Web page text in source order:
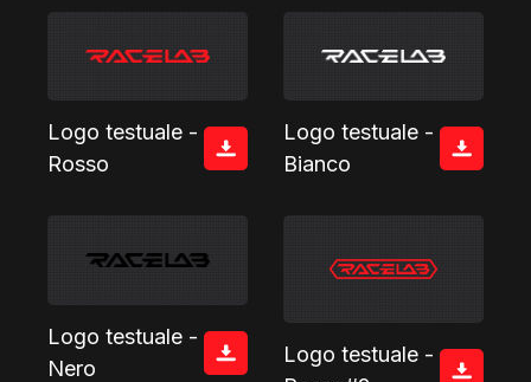
Logo testuale -
Rosso
Logo testuale -
Bianco
Logo testuale -
Nero
Logo testuale -